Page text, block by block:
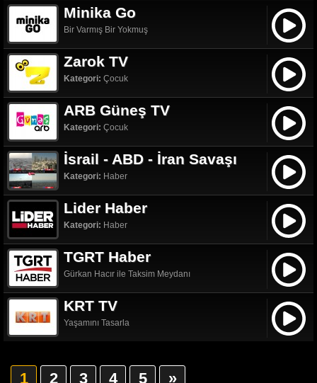
Minika Go
Bir Varmış Bir Yokmuş
Zarok TV
Kategori: Çocuk
ARB Güneş TV
Kategori: Çocuk
İsrail - ABD - İran Savaşı
Kategori: Haber
Lider Haber
Kategori: Haber
TGRT Haber
Gürkan Hacır ile Taksim Meydanı
KRT TV
Yaşamını Tasarla
1 2 3 4 5 »